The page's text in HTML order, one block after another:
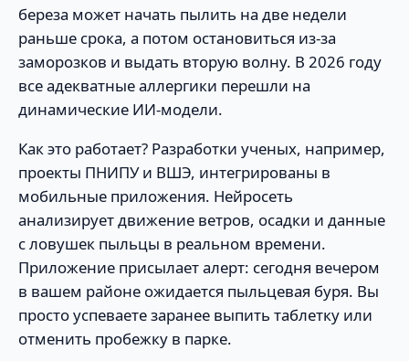
береза может начать пылить на две недели
раньше срока, а потом остановиться из-за
заморозков и выдать вторую волну. В 2026 году
все адекватные аллергики перешли на
динамические ИИ-модели.
Как это работает? Разработки ученых, например,
проекты ПНИПУ и ВШЭ, интегрированы в
мобильные приложения. Нейросеть
анализирует движение ветров, осадки и данные
с ловушек пыльцы в реальном времени.
Приложение присылает алерт: сегодня вечером
в вашем районе ожидается пыльцевая буря. Вы
просто успеваете заранее выпить таблетку или
отменить пробежку в парке.